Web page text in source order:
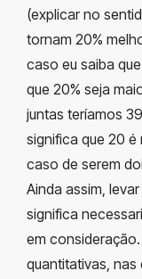
(explicar no
tornam 20%
caso eu saiba
que 20% seja
juntas teríamos
significa que 20 é
caso de serem
Ainda assim,
significa
em
quantitativas,